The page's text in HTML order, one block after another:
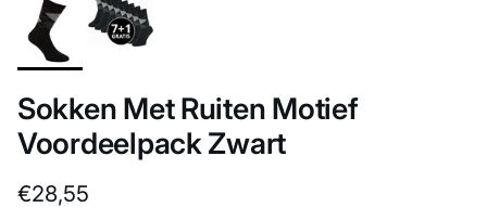
Sokken Met Ruiten Motief
Voordeelpack Zwart
Reguliere prijs
€28,55